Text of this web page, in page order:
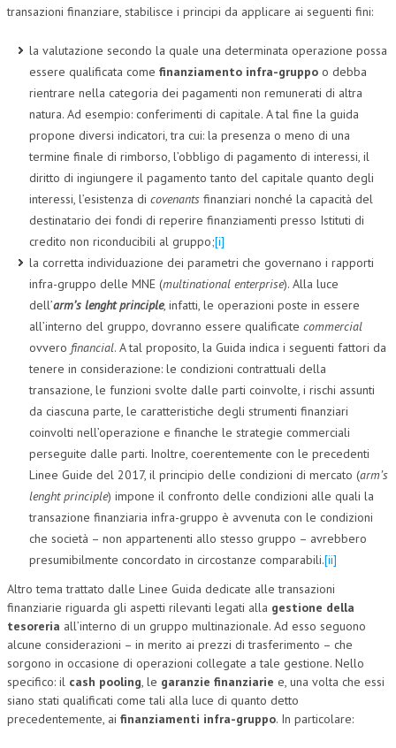
transazioni finanziare, stabilisce i principi da applicare ai seguenti fini:
la valutazione secondo la quale una determinata operazione possa
essere qualificata come finanziamento infra-gruppo o debba
rientrare nella categoria dei pagamenti non remunerati di altra
natura. Ad esempio: conferimenti di capitale. A tal fine la guida
propone diversi indicatori, tra cui: la presenza o meno di una
termine finale di rimborso, l’obbligo di pagamento di interessi, il
diritto di ingiungere il pagamento tanto del capitale quanto degli
interessi, l’esistenza di covenants finanziari nonché la capacità del
destinatario dei fondi di reperire finanziamenti presso Istituti di
credito non riconducibili al gruppo;[i]
la corretta individuazione dei parametri che governano i rapporti
infra-gruppo delle MNE (multinational enterprise). Alla luce
dell’arm’s lenght principle, infatti, le operazioni poste in essere
all’interno del gruppo, dovranno essere qualificate commercial
ovvero financial. A tal proposito, la Guida indica i seguenti fattori da
tenere in considerazione: le condizioni contrattuali della
transazione, le funzioni svolte dalle parti coinvolte, i rischi assunti
da ciascuna parte, le caratteristiche degli strumenti finanziari
coinvolti nell’operazione e finanche le strategie commerciali
perseguite dalle parti. Inoltre, coerentemente con le precedenti
Linee Guide del 2017, il principio delle condizioni di mercato (arm’s
lenght principle) impone il confronto delle condizioni alle quali la
transazione finanziaria infra-gruppo è avvenuta con le condizioni
che società – non appartenenti allo stesso gruppo – avrebbero
presumibilmente concordato in circostanze comparabili.[ii]
Altro tema trattato dalle Linee Guida dedicate alle transazioni
finanziarie riguarda gli aspetti rilevanti legati alla gestione della
tesoreria all’interno di un gruppo multinazionale. Ad esso seguono
alcune considerazioni – in merito ai prezzi di trasferimento – che
sorgono in occasione di operazioni collegate a tale gestione. Nello
specifico: il cash pooling, le garanzie finanziarie e, una volta che essi
siano stati qualificati come tali alla luce di quanto detto
precedentemente, ai finanziamenti infra-gruppo. In particolare: